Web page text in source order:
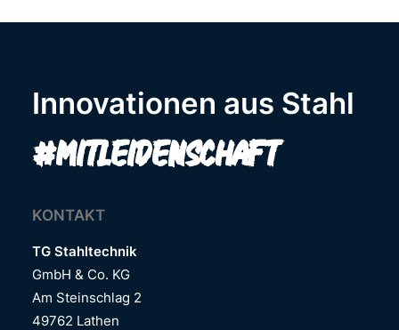
Innovationen aus Stahl
#mitLeidenschaft
KONTAKT
TG Stahltechnik
GmbH & Co. KG
Am Steinschlag 2
49762 Lathen